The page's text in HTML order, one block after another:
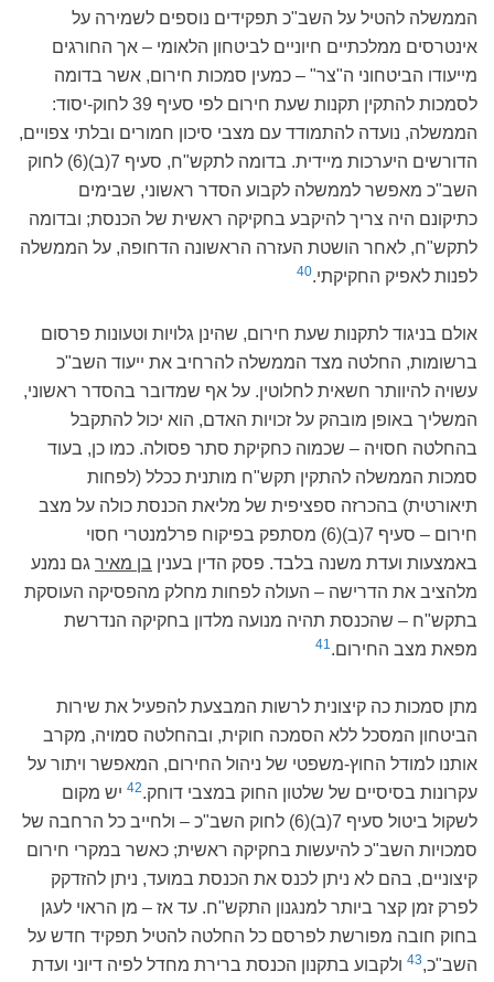
הממשלה להטיל על השב"כ תפקידים נוספים לשמירה על
אינטרסים ממלכתיים חיוניים לביטחון הלאומי – אך החורגים
מייעודו הביטחוני ה"צר" – כמעין סמכות חירום, אשר בדומה
לסמכות להתקין תקנות שעת חירום לפי סעיף 39 לחוק-יסוד:
הממשלה, נועדה להתמודד עם מצבי סיכון חמורים ובלתי צפויים,
הדורשים היערכות מיידית. בדומה לתקש"ח, סעיף 7(ב)(6) לחוק
השב"כ מאפשר לממשלה לקבוע הסדר ראשוני, שבימים
כתיקונם היה צריך להיקבע בחקיקה ראשית של הכנסת; ובדומה
לתקש"ח, לאחר הושטת העזרה הראשונה הדחופה, על הממשלה
לפנות לאפיק החקיקתי.40
אולם בניגוד לתקנות שעת חירום, שהינן גלויות וטעונות פרסום
ברשומות, החלטה מצד הממשלה להרחיב את ייעוד השב"כ
עשויה להיוותר חשאית לחלוטין. על אף שמדובר בהסדר ראשוני,
המשליך באופן מובהק על זכויות האדם, הוא יכול להתקבל
בהחלטה חסויה – שכמוה כחקיקת סתר פסולה. כמו כן, בעוד
סמכות הממשלה להתקין תקש"ח מותנית ככלל (לפחות
תיאורטית) בהכרזה ספציפית של מליאת הכנסת כולה על מצב
חירום – סעיף 7(ב)(6) מסתפק בפיקוח פרלמנטרי חסוי
באמצעות ועדת משנה בלבד. פסק הדין בענין בן מאיר גם נמנע
מלהציב את הדרישה – העולה לפחות מחלק מהפסיקה העוסקת
בתקש"ח – שהכנסת תהיה מנועה מלדון בחקיקה הנדרשת
מפאת מצב החירום. 41
מתן סמכות כה קיצונית לרשות המבצעת להפעיל את שירות
הביטחון המסכל ללא הסמכה חוקית, ובהחלטה סמויה, מקרב
אותנו למודל החוץ-משפטי של ניהול החירום, המאפשר ויתור על
עקרונות בסיסיים של שלטון החוק במצבי דוחק.42 יש מקום
לשקול ביטול סעיף 7(ב)(6) לחוק השב"כ – ולחייב כל הרחבה של
סמכויות השב"כ להיעשות בחקיקה ראשית; כאשר במקרי חירום
קיצוניים, בהם לא ניתן לכנס את הכנסת במועד, ניתן להזדקק
לפרק זמן קצר ביותר למנגנון התקש"ח. עד אז – מן הראוי לעגן
בחוק חובה מפורשת לפרסם כל החלטה להטיל תפקיד חדש על
השב"כ,43 ולקבוע בתקנון הכנסת ברירת מחדל לפיה דיוני ועדת